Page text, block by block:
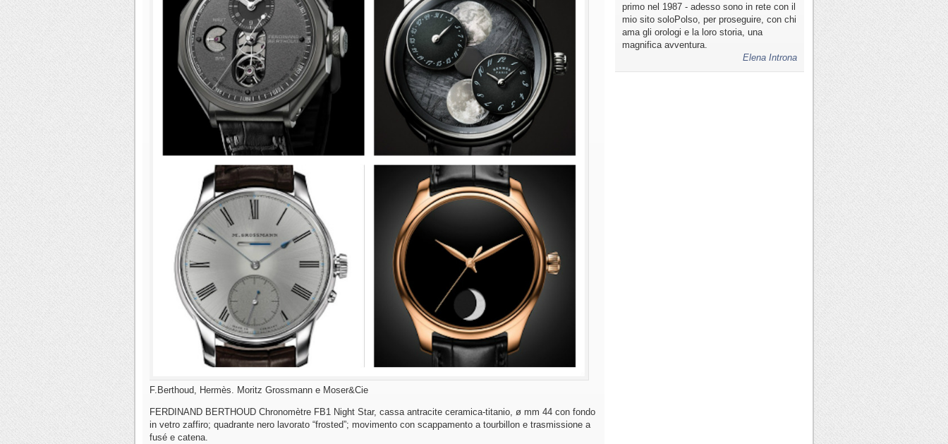
F.Berthoud, Hermès. Moritz Grossmann e Moser&Cie
FERDINAND BERTHOUD Chronomètre FB1 Night Star, cassa antracite ceramica-titanio, ø mm 44 con fondo
in vetro zaffiro; quadrante nero lavorato “frosted”; movimento con scappamento a tourbillon e trasmissione a
fusé e catena.
primo nel 1987 - adesso sono in rete con il
mio sito soloPolso, per proseguire, con chi
ama gli orologi e la loro storia, una
magnifica avventura.
Elena Introna